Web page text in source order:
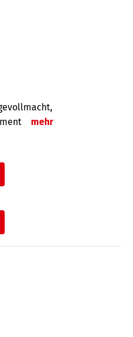
mehr